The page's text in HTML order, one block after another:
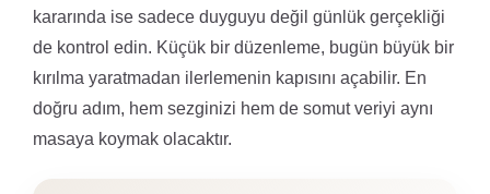
kararında ise sadece duyguyu değil günlük gerçekliği
de kontrol edin. Küçük bir düzenleme, bugün büyük bir
kırılma yaratmadan ilerlemenin kapısını açabilir. En
doğru adım, hem sezginizi hem de somut veriyi aynı
masaya koymak olacaktır.